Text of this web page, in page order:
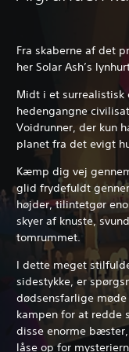
Fra skaberne af det
her Solar Ash’s
Midt i et surrealistisk
hedengangne
Voidrunner, der kun
planet fra det evigt
Kæmp dig vej
glid frydefuldt
højder, tilintetgør
skyer af knuste,
tomrummet.
I dette meget
sidestykke, er
dødsensfarlige
kampen for at redde
disse enorme
låse op for